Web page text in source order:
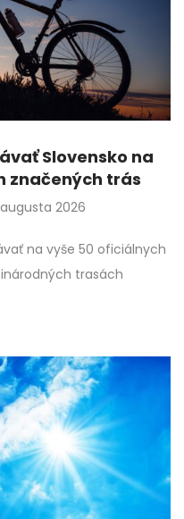
Slovensko na
značených trás
2026
na vyše 50 oficiálnych
trasách